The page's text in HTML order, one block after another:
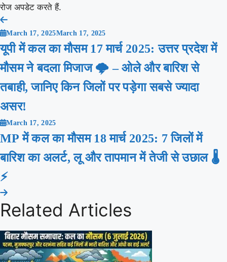
रोज अपडेट करते हैं.
Post
navigation
March 17, 2025March 17, 2025
यूपी में कल का मौसम 17 मार्च 2025: उत्तर प्रदेश में
मौसम ने बदला मिजाज 🌩️ – ओले और बारिश से
तबाही, जानिए किन जिलों पर पड़ेगा सबसे ज्यादा
असर!
March 17, 2025
MP में कल का मौसम 18 मार्च 2025: 7 जिलों में
बारिश का अलर्ट, लू और तापमान में तेजी से उछाल 🌡️
⚡
Related Articles